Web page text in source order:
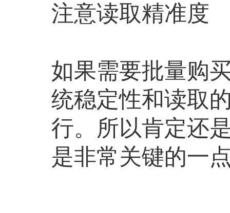
注意读取精准度
如果需要批量购
统稳定性和读取
行。所以肯定还
是非常关键的一